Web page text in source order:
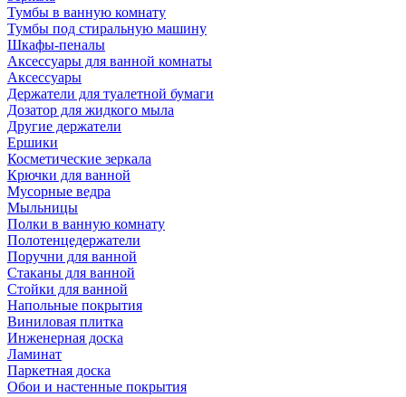
Тумбы в ванную комнату
Тумбы под стиральную машину
Шкафы-пеналы
Аксессуары для ванной комнаты
Аксессуары
Держатели для туалетной бумаги
Дозатор для жидкого мыла
Другие держатели
Ершики
Косметические зеркала
Крючки для ванной
Мусорные ведра
Мыльницы
Полки в ванную комнату
Полотенцедержатели
Поручни для ванной
Стаканы для ванной
Стойки для ванной
Напольные покрытия
Виниловая плитка
Инженерная доска
Ламинат
Паркетная доска
Обои и настенные покрытия